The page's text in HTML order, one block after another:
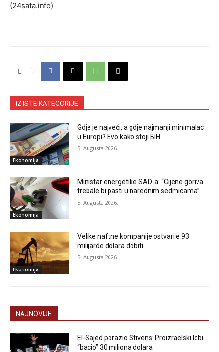
(24sata.info)
IZ ISTE KATEGORIJE
Ekonomija
Gdje je najveći, a gdje najmanji minimalac
u Europi? Evo kako stoji BiH
5. Augusta 2026.
Ekonomija
Ministar energetike SAD-a: “Cijene goriva
trebale bi pasti u narednim sedmicama”
5. Augusta 2026.
Ekonomija
Velike naftne kompanije ostvarile 93
milijarde dolara dobiti
5. Augusta 2026.
NAJNOVIJE
El-Sajed porazio Stivens: Proizraelski lobi
“bacio” 30 miliona dolara